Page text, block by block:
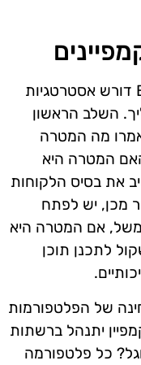
תכנון קמפיינים לקידום אתרים B2B דורש אסטרטגיות
השלב הראשון
מה המטרה
המטרה היא
את בסיס הלקוחות
מכן, יש לפתח
אם המטרה היא
לתכנן תוכן
של הפלטפורמות
יתנהל ברשתות
כל פלטפורמה